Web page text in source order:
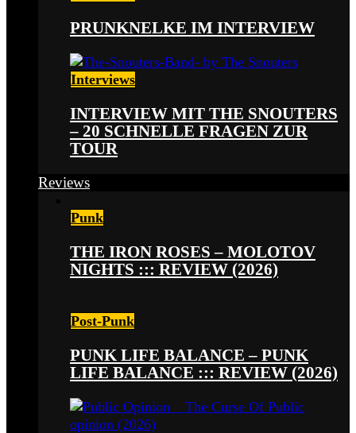
PRUNKNELKE IM INTERVIEW
Interviews
INTERVIEW MIT THE SNOUTERS
– 20 SCHNELLE FRAGEN ZUR
TOUR
Reviews
Punk
THE IRON ROSES – MOLOTOV
NIGHTS ::: REVIEW (2026)
Post-Punk
PUNK LIFE BALANCE – PUNK
LIFE BALANCE ::: REVIEW (2026)